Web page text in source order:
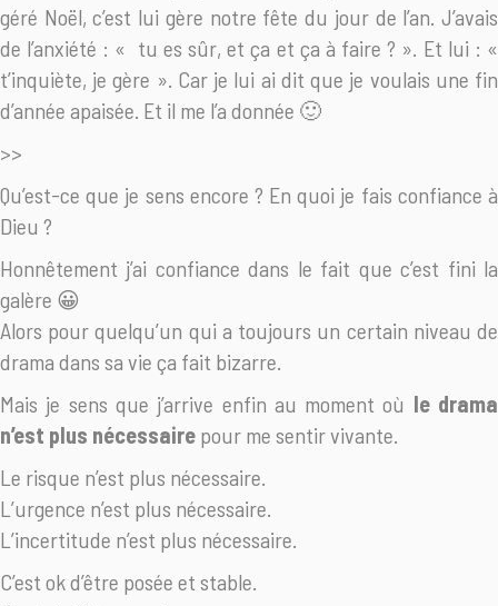
géré Noël, c’est lui gère notre fête du jour de l’an. J’avais
de l’anxiété : « tu es sûr, et ça et ça à faire ? ». Et lui : «
t’inquiète, je gère ». Car je lui ai dit que je voulais une fin
d’année apaisée. Et il me l’a donnée 🙂
>>
Qu’est-ce que je sens encore ? En quoi je fais confiance à
Dieu ?
Honnêtement j’ai confiance dans le fait que c’est fini la
galère 😀
Alors pour quelqu’un qui a toujours un certain niveau de
drama dans sa vie ça fait bizarre.
Mais je sens que j’arrive enfin au moment où le drama
n’est plus nécessaire pour me sentir vivante.
Le risque n’est plus nécessaire.
L’urgence n’est plus nécessaire.
L’incertitude n’est plus nécessaire.
C’est ok d’être posée et stable.